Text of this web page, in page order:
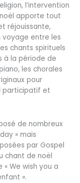
l’intervention
apporte tout
réjouissante,
voyage entre les
chants spirituels
à la période de
les chorales
pour
participatif et
de nombreux
» mais
par Gospel
chant de noël
We wish you a
».